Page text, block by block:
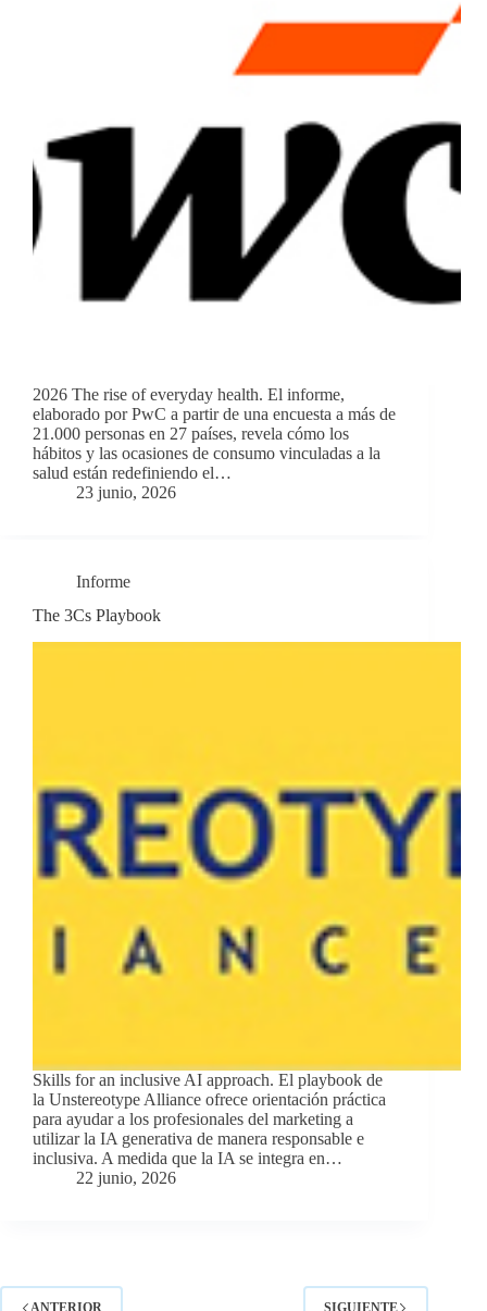
2026 The rise of everyday health. El informe,
elaborado por PwC a partir de una encuesta a más de
21.000 personas en 27 países, revela cómo los
hábitos y las ocasiones de consumo vinculadas a la
salud están redefiniendo el…
23 junio, 2026
Informe
The 3Cs Playbook
Skills for an inclusive AI approach. El playbook de
la Unstereotype Alliance ofrece orientación práctica
para ayudar a los profesionales del marketing a
utilizar la IA generativa de manera responsable e
inclusiva. A medida que la IA se integra en…
22 junio, 2026
ANTERIOR SIGUIENTE